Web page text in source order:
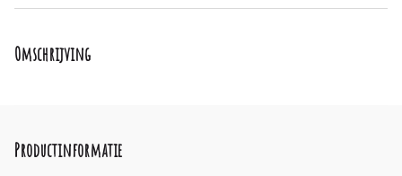
Omschrijving
Productinformatie